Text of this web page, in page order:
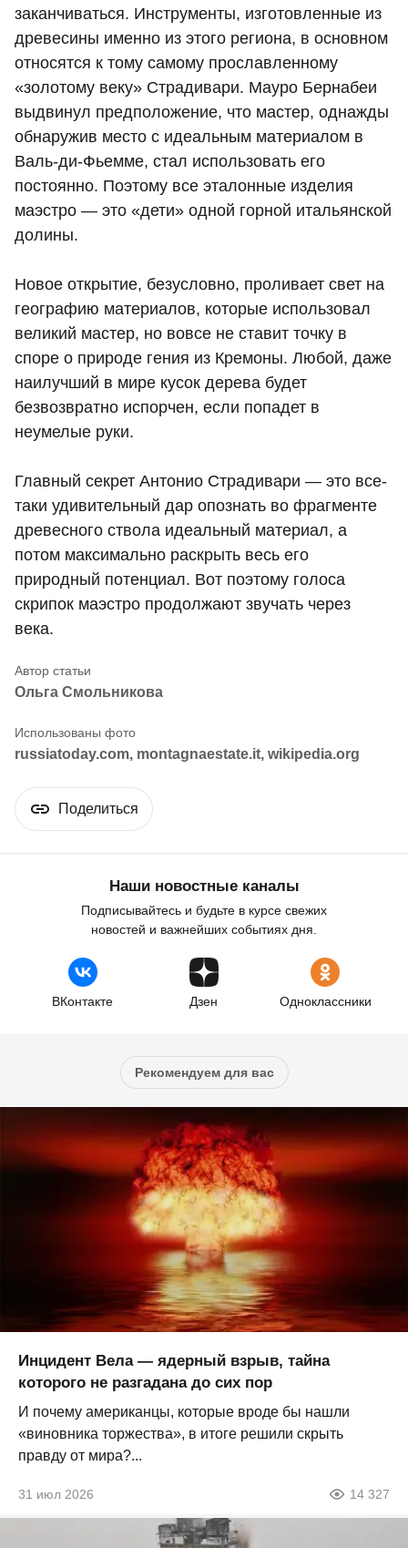
заканчиваться. Инструменты, изготовленные из
древесины именно из этого региона, в основном
относятся к тому самому прославленному
«золотому веку» Страдивари. Мауро Бернабеи
выдвинул предположение, что мастер, однажды
обнаружив место с идеальным материалом в
Валь-ди-Фьемме, стал использовать его
постоянно. Поэтому все эталонные изделия
маэстро — это «дети» одной горной итальянской
долины.
Новое открытие, безусловно, проливает свет на
географию материалов, которые использовал
великий мастер, но вовсе не ставит точку в
споре о природе гения из Кремоны. Любой, даже
наилучший в мире кусок дерева будет
безвозвратно испорчен, если попадет в
неумелые руки.
Главный секрет Антонио Страдивари — это все-
таки удивительный дар опознать во фрагменте
древесного ствола идеальный материал, а
потом максимально раскрыть весь его
природный потенциал. Вот поэтому голоса
скрипок маэстро продолжают звучать через
века.
Ольга Смольникова
russiatoday.com, montagnaestate.it, wikipedia.org
Поделиться
Наши новостные каналы
Подписывайтесь и будьте в курсе свежих
новостей и важнейших событиях дня.
ВКонтакте Дзен Одноклассники
Рекомендуем для вас
Инцидент Вела — ядерный взрыв, тайна
которого не разгадана до сих пор
И почему американцы, которые вроде бы нашли
«виновника торжества», в итоге решили скрыть
правду от мира?...
31 июл 2026 14 327